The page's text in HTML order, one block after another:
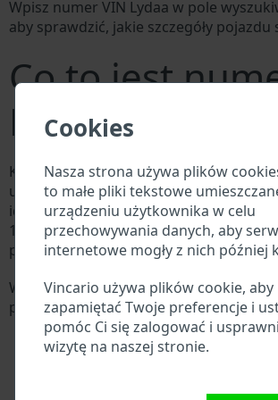
Cookies
Nasza strona używa plików
to małe pliki tekstowe
urządzeniu użytkownika w celu
przechowywania danych, aby
internetowe mogły z nich później
Vincario używa plików cookie, aby
zapamiętać Twoje preferencje i
pomóc Ci się zalogować i
wizytę na naszej stronie.
Wpisz numer VIN Lydaa w pole
aby sprawdzić, jakie szczegóły pojazdu
Co to jest
Lydaa?
Każdy producent Lydaa przypisuje
unikalny identyfikator zwany numerem
identyfikacyjnym pojazdu (VIN). Numer
17 cyfr i składa się z liter i cyfr
podstawowe informacje o pojeździe.
Wszystkie bazy danych w branży
przeszukują VIN:
Baza danych producenta Lydaa
Baza danych importerów/
Baza danych warsztatów Lydaa i